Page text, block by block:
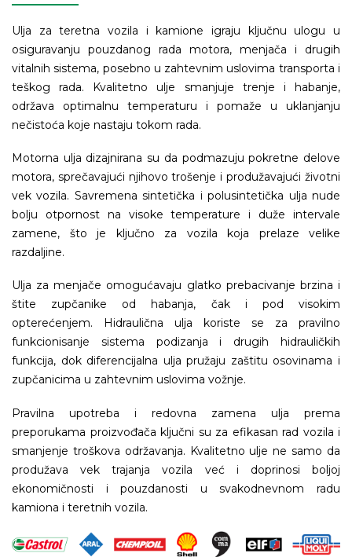
Ulja za teretna vozila i kamione igraju ključnu ulogu u
osiguravanju pouzdanog rada motora, menjača i drugih
vitalnih sistema, posebno u zahtevnim uslovima transporta i
teškog rada. Kvalitetno ulje smanjuje trenje i habanje,
održava optimalnu temperaturu i pomaže u uklanjanju
nečistoća koje nastaju tokom rada.
Motorna ulja dizajnirana su da podmazuju pokretne delove
motora, sprečavajući njihovo trošenje i produžavajući životni
vek vozila. Savremena sintetička i polusintetička ulja nude
bolju otpornost na visoke temperature i duže intervale
zamene, što je ključno za vozila koja prelaze velike
razdaljine.
Ulja za menjače omogućavaju glatko prebacivanje brzina i
štite zupčanike od habanja, čak i pod visokim
opterećenjem. Hidraulična ulja koriste se za pravilno
funkcionisanje sistema podizanja i drugih hidrauličkih
funkcija, dok diferencijalna ulja pružaju zaštitu osovinama i
zupčanicima u zahtevnim uslovima vožnje.
Pravilna upotreba i redovna zamena ulja prema
preporukama proizvođača ključni su za efikasan rad vozila i
smanjenje troškova održavanja. Kvalitetno ulje ne samo da
produžava vek trajanja vozila već i doprinosi boljoj
ekonomičnosti i pouzdanosti u svakodnevnom radu
kamiona i teretnih vozila.